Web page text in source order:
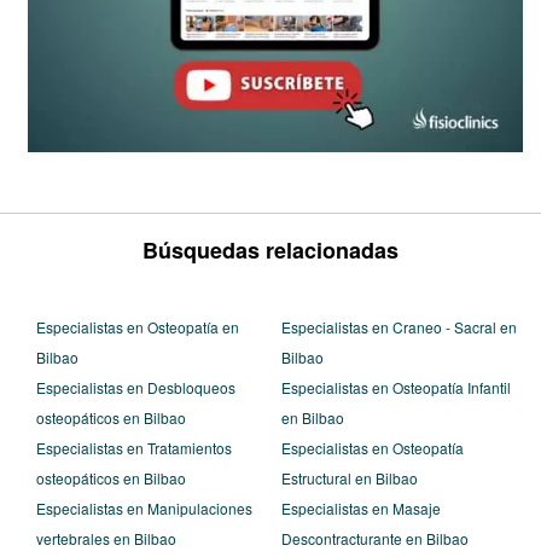
Búsquedas relacionadas
Especialistas en Osteopatía en
Bilbao
Especialistas en Desbloqueos
osteopáticos en Bilbao
Especialistas en Tratamientos
osteopáticos en Bilbao
Especialistas en Manipulaciones
vertebrales en Bilbao
Especialistas en Craneo - Sacral en
Bilbao
Especialistas en Osteopatía Infantil
en Bilbao
Especialistas en Osteopatía
Estructural en Bilbao
Especialistas en Masaje
Descontracturante en Bilbao